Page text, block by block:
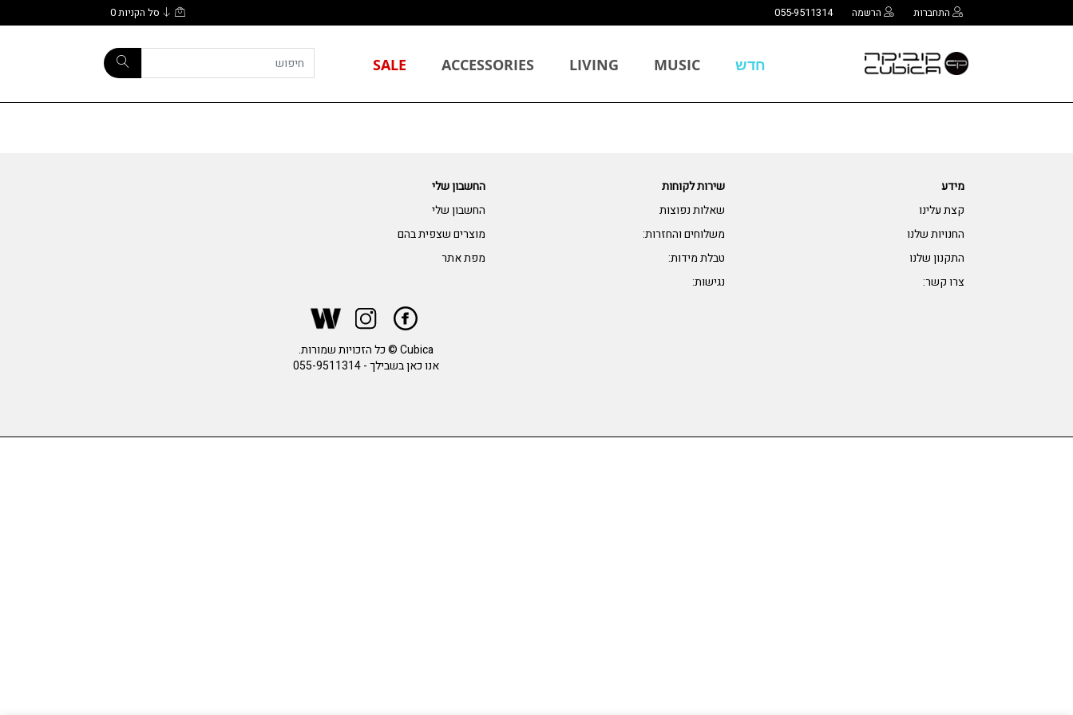
התחברות הרשמה 055-9511314 סל הקניות0
חדש MUSIC
LIVING
ACCESSORIES
SALE
מידע
קצת עלינו
החנויות שלנו
התקנון שלנו
צרו קשר:
שירות לקוחות
שאלות נפוצות
משלוחים והחזרות:
טבלת מידות:
נגישות:
החשבון שלי
החשבון שלי
מוצרים שצפית בהם
מפת אתר
Cubica © כל הזכויות שמורות.
אנו כאן בשבילך -055-9511314